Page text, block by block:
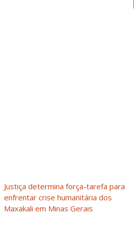
Justiça determina força-tarefa para
enfrentar crise humanitária dos
Maxakali em Minas Gerais